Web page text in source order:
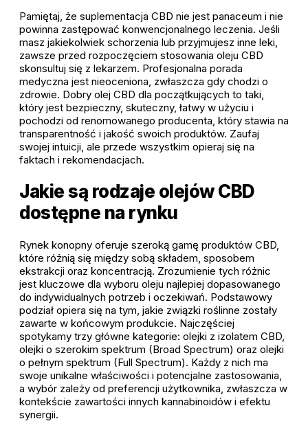
Pamiętaj, że suplementacja CBD nie jest panaceum i nie
powinna zastępować konwencjonalnego leczenia. Jeśli
masz jakiekolwiek schorzenia lub przyjmujesz inne leki,
zawsze przed rozpoczęciem stosowania oleju CBD
skonsultuj się z lekarzem. Profesjonalna porada
medyczna jest nieoceniona, zwłaszcza gdy chodzi o
zdrowie. Dobry olej CBD dla początkujących to taki,
który jest bezpieczny, skuteczny, łatwy w użyciu i
pochodzi od renomowanego producenta, który stawia na
transparentność i jakość swoich produktów. Zaufaj
swojej intuicji, ale przede wszystkim opieraj się na
faktach i rekomendacjach.
Jakie są rodzaje olejów CBD
dostępne na rynku
Rynek konopny oferuje szeroką gamę produktów CBD,
które różnią się między sobą składem, sposobem
ekstrakcji oraz koncentracją. Zrozumienie tych różnic
jest kluczowe dla wyboru oleju najlepiej dopasowanego
do indywidualnych potrzeb i oczekiwań. Podstawowy
podział opiera się na tym, jakie związki roślinne zostały
zawarte w końcowym produkcie. Najczęściej
spotykamy trzy główne kategorie: olejki z izolatem CBD,
olejki o szerokim spektrum (Broad Spectrum) oraz olejki
o pełnym spektrum (Full Spectrum). Każdy z nich ma
swoje unikalne właściwości i potencjalne zastosowania,
a wybór zależy od preferencji użytkownika, zwłaszcza w
kontekście zawartości innych kannabinoidów i efektu
synergii.